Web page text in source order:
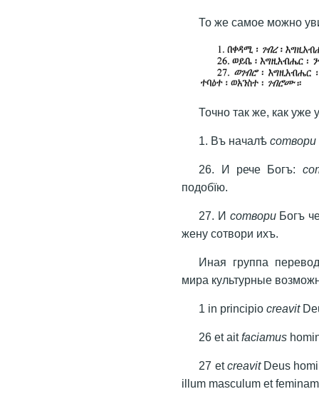
То же самое можно
Точно так же, как уже
1. Въ началѣсотвори
26. И рече Богъ:
подобїю.
27. И сотвориБогъ
жену сотвори ихъ.
Иная группа
мира культурные
1 in principiocreavit
26 et aitfaciamus
27 etcreavitDeus
illum masculum et